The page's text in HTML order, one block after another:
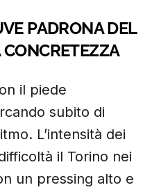
PADRONA DEL
il piede
subito di
L’intensità dei
il Torino nei
un pressing alto e